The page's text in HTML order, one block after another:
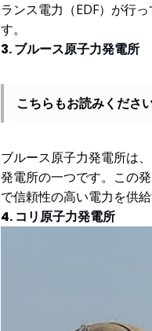
ランス電力（EDF）が行
す。
3. ブルース原子力発電所
こちらもお読みくださ
ブルース原子力発電所は
発電所の一つです。この
で信頼性の高い電力を供
4. コリ原子力発電所